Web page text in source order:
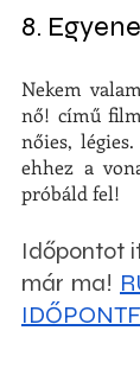
8.
Nekem
nő! című
nőies,
ehhez a
próbáld fel!
Időpontot
már ma!